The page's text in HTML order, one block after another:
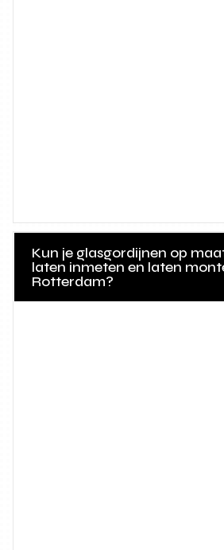
Kun je glasgordijnen op
laten inmeten en laten
Rotterdam?